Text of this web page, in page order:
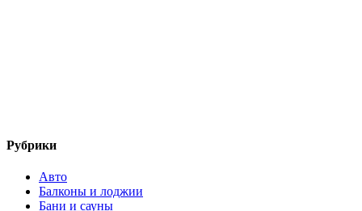
Рубрики
Авто
Балконы и лоджии
Бани и сауны